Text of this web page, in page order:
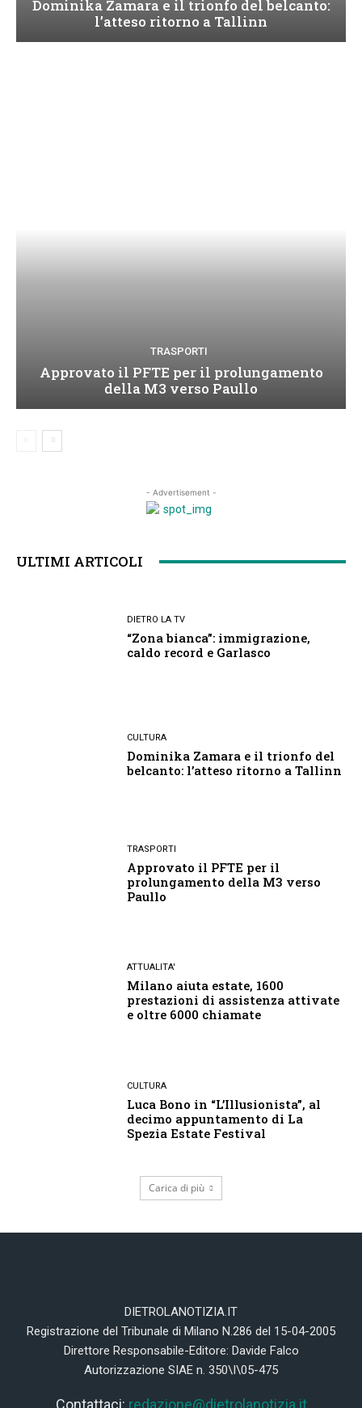
Dominika Zamara e il trionfo del belcanto:
l’atteso ritorno a Tallinn
TRASPORTI
Approvato il PFTE per il prolungamento
della M3 verso Paullo
- Advertisement -
ULTIMI ARTICOLI
DIETRO LA TV
“Zona bianca”: immigrazione,
caldo record e Garlasco
CULTURA
Dominika Zamara e il trionfo del
belcanto: l’atteso ritorno a Tallinn
TRASPORTI
Approvato il PFTE per il
prolungamento della M3 verso
Paullo
ATTUALITA'
Milano aiuta estate, 1600
prestazioni di assistenza attivate
e oltre 6000 chiamate
CULTURA
Luca Bono in “L’Illusionista”, al
decimo appuntamento di La
Spezia Estate Festival
Carica di più
DIETROLANOTIZIA.IT
Registrazione del Tribunale di Milano N.286 del 15-04-2005
Direttore Responsabile-Editore: Davide Falco
Autorizzazione SIAE n. 350\I\05-475